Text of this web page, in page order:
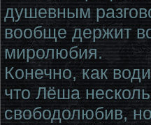
душевным
вообще держит
миролюбия.
Конечно, как
что Лёша
свободолюбив,